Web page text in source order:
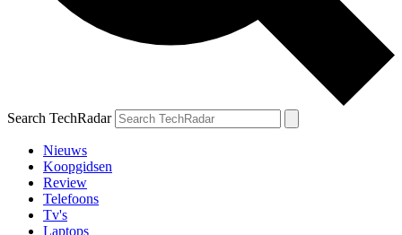
Search TechRadar
Nieuws
Koopgidsen
Review
Telefoons
Tv's
Laptops